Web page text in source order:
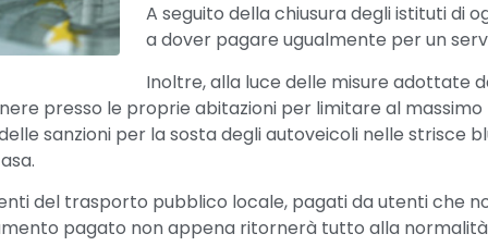
A seguito della chiusura degli istituti di
a dover pagare ugualmente per un
Inoltre, alla luce delle misure adottate
presso le proprie abitazioni per limitare al massimo
sanzioni per la sosta degli autoveicoli nelle strisce
del trasporto pubblico locale, pagati da utenti che
pagato non appena ritornerà tutto alla